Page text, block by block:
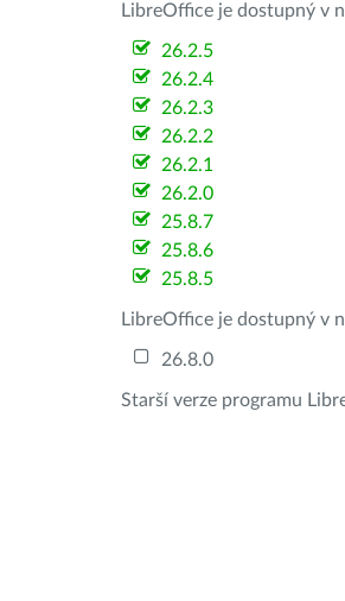
LibreOffice je dostupný v
26.2.5
26.2.4
26.2.3
26.2.2
26.2.1
26.2.0
25.8.7
25.8.6
25.8.5
LibreOffice je dostupný v
26.8.0
Starší verze programu